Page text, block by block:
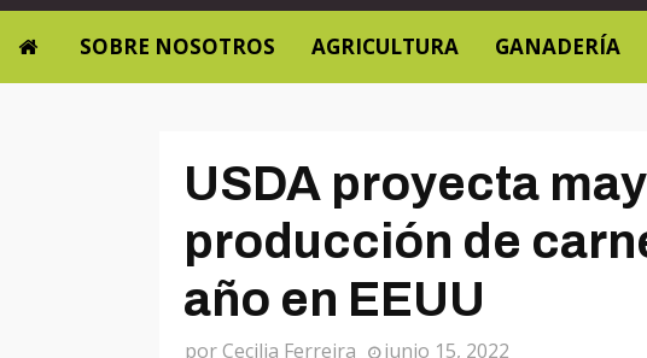
SOBRE NOSOTROS AGRICULTURA GANADERÍA
USDA proyecta
producción de
año en EEUU
porCecilia Ferreira junio 15, 2022